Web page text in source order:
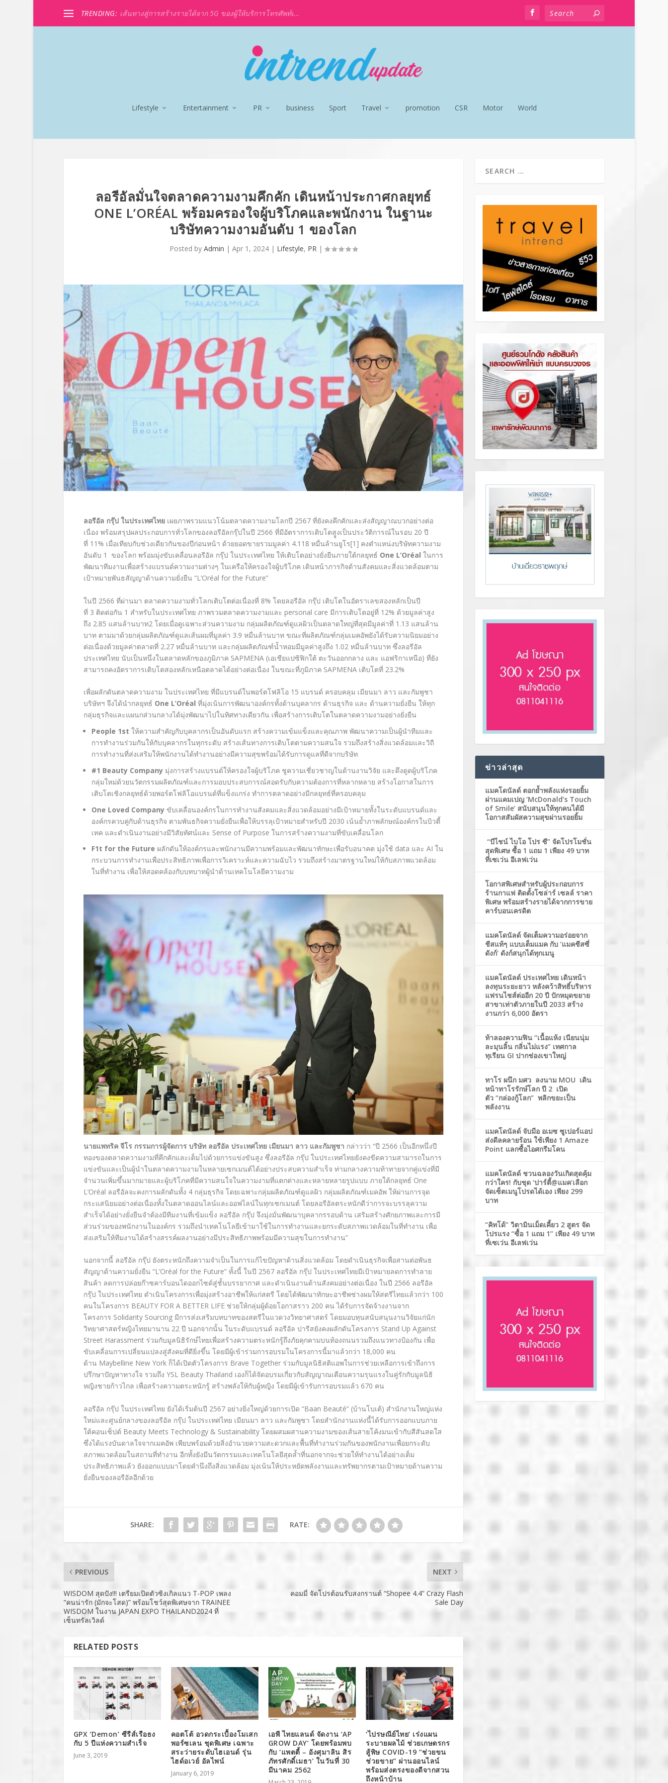
TRENDING: เส้นทางสู่การสร้างรายได้จาก 5G ของผู้ให้บริการโทรศัพท์เ...
Lifestyle Entertainment PR business Sport Travel promotion CSR Motor World
ลอรีอัลมั่นใจตลาดความงามคึกคัก เดินหน้าประกาศกลยุทธ์
ONE L’ORÉAL พร้อมครองใจผู้บริโภคและพนักงาน ในฐานะ
บริษัทความงามอันดับ 1 ของโลก
Posted by Admin | Apr 1, 2024| Lifestyle, PR|
ลอรีอัล กรุ๊ป ในประเทศไทย เผยภาพรวมแนวโน้มตลาดความงามโลกปี 2567 ที่ยังคงคึกคักและส่งสัญญาณบวกอย่างต่อ
เนื่อง พร้อมสรุปผลประกอบการทั่วโลกของลอรีอัลกรุ๊ปในปี 2566 ที่มีอัตราการเติบโตสููงเป็นประวัติการณ์ในรอบ 20 ปี
ที่ 11% เมื่อเทียบกับช่วงเดียวกันของปีก่อนหน้า ด้วยยอดขายรวมมูลค่า 4.118 หมื่นล้านยูโร[1] คงตำแหน่งบริษัทความงาม
อันดับ 1 ของโลก พร้อมมุ่งขับเคลื่อนลอรีอัล กรุ๊ป ในประเทศไทย ให้เติบโตอย่างยั่งยืนภายใต้กลยุทธ์ One L’Oréal ในการ
พัฒนาทีมงานเพื่อสร้างแบรนด์ความงามต่างๆ ในเครือให้ครองใจผู้บริโภค เดินหน้าภารกิจด้านสังคมและสิ่งแวดล้อมตาม
เป้าหมายพันธสัญญาด้านความยั่งยืน “L’Oréal for the Future”
ในปี 2566 ที่ผ่านมา ตลาดความงามทั่วโลกเติบโตต่อเนื่องที่ 8% โดยลอรีอัล กรุ๊ป เติบโตในอัตราเลขสองหลักเป็นปี
ที่ 3 ติดต่อกัน 1 สำหรับในประเทศไทย ภาพรวมตลาดความงามและ personal care มีการเติบโตอยู่ที่ 12% ด้วยมูลค่าสูง
ถึง 2.85 แสนล้านบาท2 โดยเมื่อดูเฉพาะส่วนความงาม กลุ่มผลิตภัณฑ์ดูแลผิวเป็นตลาดใหญ่ที่สุดมีมูลค่าที่ 1.13 แสนล้าน
บาท ตามมาด้วยกลุ่มผลิตภัณฑ์ดูแลเส้นผมที่มูลค่า 3.9 หมื่นล้านบาท ขณะที่ผลิตภัณฑ์กลุ่มเมคอัพยังได้รับความนิยมอย่าง
ต่อเนื่องด้วยมูลค่าตลาดที่ 2.27 หมื่นล้านบาท และกลุ่มผลิตภัณฑ์น้ำหอมมีมูลค่าสูงถึง 1.02 หมื่นล้านบาท ซึ่งลอรีอัล
ประเทศไทย นับเป็นหนึ่งในตลาดหลักของภูมิภาค SAPMENA (เอเชียแปซิฟิกใต้ ตะวันออกกลาง และ แอฟริกาเหนือ) ที่ยัง
สามารถคงอัตราการเติบโตสองหลักเหนือตลาดได้อย่างต่อเนื่อง ในขณะที่ภูมิภาค SAPMENAเติบโตที่ 23.2%
เพื่อผลักดันตลาดความงาม ในประเทศไทย ที่มีแบรนด์ในพอร์ตโฟลิโอ 15 แบรนด์ ครอบคลุม เมียนมา ลาว และกัมพูชา
บริษัทฯ จึงได้นำกลยุทธ์ One L’Oréal ที่มุ่งเน้นการพัฒนาองค์กรทั้งด้านบุคลากร ด้านธุรกิจ และ ด้านความยั่งยืน ให้ทุก
กลุ่มธุรกิจและแผนกส่วนกลางได้มุ่งพัฒนาไปในทิศทางเดียวกัน เพื่อสร้างการเติบโตในตลาดความงามอย่างยั่งยืน
People 1st ให้ความสำคัญกับบุคลากรเป็นอันดับแรก สร้างความเข้มแข็งและคุณภาพ พัฒนาความเป็นผู้นำทีมและ
การทำงานร่วมกันให้กับบุคลากรในทุกระดับ สร้างเส้นทางการเติบโตตามความสนใจ รวมถึงสร้างสิ่งแวดล้อมและวิถี
การทำงานที่ส่งเสริมให้พนักงานได้ทำงานอย่างมีความสุขพร้อมได้รับการดูแลที่ดีจากบริษัท
#1 Beauty Company มุ่งการสร้างแบรนด์ให้ครองใจผู้บริโภค ชูความเชี่ยวชาญในด้านงานวิจัย และดึงดูดผู้บริโภค
กลุ่มใหม่ด้วยนวัตกรรมผลิตภัณฑ์และการมอบประสบการณ์สอดรับกับความต้องการที่หลากหลาย สร้างโอกาสในการ
เติบโตเชิงกลยุทธ์ด้วยพอร์ตโฟลิโอแบรนด์ที่แข็งแกร่ง ทำการตลาดอย่างมีกลยุทธ์ที่ครอบคลุม
One Loved Company ขับเคลื่อนองค์กรในการทำงานสังคมและสิ่งแวดล้อมอย่างมีเป้าหมายทั้งในระดับแบรนด์และ
องค์กรควบคู่กับด้านธุรกิจ ตามพันธกิจความยั่งยืนเพื่อให้บรรลุเป้าหมายสำหรับปี 2030 เน้นย้ำภาพลักษณ์องค์กรในบิวตี้
เทค และดำเนินงานอย่างมีวิสัยทัศน์และ Sense of Purpose ในการสร้างความงามที่ขับเคลื่อนโลก
F1t for the Future ผลักดันให้องค์กรและพนักงานมีความพร้อมและพัฒนาทักษะเพื่อรับอนาคต มุ่งใช้ data และ AI ใน
กระบวนการทำงานเพื่อประสิทธิภาพเพื่อการวิเคราะห์และความฉับไว รวมถึงสร้างมาตรฐานใหม่ให้กับสภาพแวดล้อม
ในที่ทำงาน เพื่อให้สอดคล้องกับบทบาทผู้นำด้านเทคโนโลยีความงาม
นายแพทริค จีโร กรรมการผู้จัดการ บริษัท ลอรีอัล ประเทศไทย เมียนมา ลาว และกัมพูชา กล่าวว่า “ปี 2566 เป็นอีกหนึ่งปี
ทองของตลาดความงามที่คึกคักและเต็มไปด้วยการแข่งขันสูง ซึ่งลอรีอัล กรุ๊ป ในประเทศไทยยังคงขีดความสามารถในการ
แข่งขันและเป็นผู้นำในตลาดความงามในหลายเซกเมนต์ได้อย่างประสบความสำเร็จ ท่ามกลางความท้าทายจากคู่แข่งที่มี
จำนวนเพิ่มขึ้นมากมายและผู้บริโภคที่มีความสนใจในความงามที่แตกต่างและหลายหลายรูปแบบ ภายใต้กลยุทธ์ One
L’Oréal ลอรีอัลจะคงการผลักดันทั้ง 4กลุ่มธุรกิจ โดยเฉพาะกลุ่มผลิตภัณฑ์ดูแลผิว กลุ่มผลิตภัณฑ์เมคอัพ ให้ผ่านการจุด
กระแสนิยมอย่างต่อเนื่องทั้งในตลาดออนไลน์และออฟไลน์ในทุกเซกเมนต์ โดยลอรีอัลตระหนักดีว่าการจะบรรลุความ
สำเร็จได้อย่างยั่งยืนจำต้องมีทีมงานที่เข้มแข็ง ลอรีอัล กรุ๊ป จึงมุ่งมั่นพัฒนาบุคลากรรอบด้าน เสริมสร้างศักยภาพและการมี
ส่วนร่วมของพนักงานในองค์กร รวมถึงนำเทคโนโลยีเข้ามาใช้ในการทำงานและยกระดับสภาพแวดล้อมในที่ทำงาน เพื่อ
ส่งเสริมให้ทีมงานได้สร้างสรรค์ผลงานอย่างมีประสิทธิภาพพร้อมมีความสุขในการทำงาน”
นอกจากนี้ ลอรีอัล กรุ๊ป ยังตระหนักถึงความจำเป็นในการแก้ไขปัญหาด้านสิ่งแวดล้อม โดยดำเนินธุรกิจเพื่อสานต่อพันธ
สัญญาด้านความยั่งยืน “L’Oréal for the Future” ทั้งนี้ ในปี 2567 ลอรีอัล กรุ๊ป ในประเทศไทยมีเป้าหมายลดการทำลาย
สินค้า ลดการปล่อยก๊าซคาร์บอนไดออกไซด์สู่ชั้นบรรยากาศ และดำเนินงานด้านสังคมอย่างต่อเนื่อง ในปี 2566 ลอรีอัล
กรุ๊ป ในประเทศไทย ดำเนินโครงการเพื่อมุ่งสร้างอาชีพให้แก่สตรี โดยได้พัฒนาทักษะอาชีพช่างผมให้สตรีไทยแล้วกว่า 100
คนในโครงการ BEAUTY FOR A BETTER LIFE ช่วยให้กลุ่มผู้ด้อยโอกาสราว 200 คน ได้รับการจัดจ้างงานจาก
โครงการ Solidarity Sourcingมีการส่งเสริมบทบาทของสตรีในแวดวงวิทยาศาสตร์ โดยมอบทุนสนับสนุนงานวิจัยแก่นัก
วิทยาศาสตร์หญิงไทยมานาน 22ปี นอกจากนั้น ในระดับแบรนด์ ลอรีอัล ปารีสยังคงผลักดันโครงการ Stand Up Against
Street Harassment ร่วมกับมูลนิธิรักษ์ไทยเพื่อสร้างความตระหนักรู้ถึงภัยคุกคามบนท้องถนนรวมถึงแนวทางป้องกัน เพื่อ
ขับเคลื่อนการเปลี่ยนแปลงสู่สังคมที่ดียิ่งขึ้น โดยมีผู้เข้าร่วมการอบรมในโครงการนี้มาแล้วกว่า 18,000 คน
ด้าน Maybelline New York ก็ได้เปิดตัวโครงการ Brave Together ร่วมกับมูลนิธิสติแอพในการช่วยเหลือการเข้าถึงการ
ปรึกษาปัญหาทางใจ รวมถึง YSL Beauty Thailand เองก็ได้จัดอบรมเกี่ยวกับสัญญาณเตือนความรุนแรงในคู่รักกับมูลนิธิ
หญิงชายก้าวไกล เพื่อสร้างความตระหนักรู้ สร้างพลังให้กับผู้หญิง โดยมีผู้เข้ารับการอบรมแล้ว 670 คน
ลอรีอัล กรุ๊ป ในประเทศไทย ยังได้เริ่มต้นปี 2567 อย่างยิ่งใหญ่ด้วยการเปิด “Baan Beauté” (บ้านโบเต้) สำนักงานใหญ่แห่ง
ใหม่และศูนย์กลางของลอรีอัล กรุ๊ป ในประเทศไทย เมียนมา ลาว และกัมพูชา โดยสำนักงานแห่งนี้ได้รับการออกแบบภาย
ใต้คอนเซ็ปต์ Beauty Meets Technology & Sustainability โดยผสมผสานความงามของเส้นสายโค้งมนเข้ากับสีสันสดใส
ซึ่งได้แรงบันดาลใจจากเมคอัพ เพียบพร้อมด้วยสิ่งอำนวยความสะดวกและพื้นที่ทำงานร่วมกันของพนักงานเพื่อยกระดับ
สภาพแวดล้อมในสถานที่ทำงาน อีกทั้งยังมีนวัตกรรมและเทคโนโลยีสุดล้ำที่นอกจากจะช่วยให้ทำงานได้อย่างเต็ม
ประสิทธิภาพแล้ว ยังออกแบบมาโดยคำนึงถึงสิ่งแวดล้อม มุ่งเน้นให้ประหยัดพลังงานและทรัพยากรตามเป้าหมายด้านความ
ยั่งยืนของลอรีอัลอีกด้วย
SHARE: RATE:
PREVIOUS
WISDOM สุดปัง!!! เตรียมเปิดตัวซิงเกิลแนว T-POP เพลง
“คนน่ารัก (มักจะโสด)” พร้อมโชว์สุดพิเศษจาก TRAINEE
WISDOM ในงาน JAPAN EXPO THAILAND2024 ที่
เซ็นทรัลเวิลด์
NEXT
คอมมี่ จัดโปรต้อนรับสงกรานต์ “Shopee 4.4” Crazy Flash
Sale Day
RELATED POSTS
GPX ‘Demon’ ซีรีส์เรือธง
กับ 5 ปีแห่งความสำเร็จ
June 3, 2019
คอตโต้ อวดกระเบื้องโมเสก
พอร์ซเลน ชุดพิเศษ เฉพาะ
สระว่ายระดับไฮเอนด์ รุ่น
ไฮด์อเวย์ อัลไพน์
January 6, 2019
เอพี ไทยแลนด์ จัดงาน ‘AP
GROW DAY’ โดยพร้อมพบ
กับ ‘แพตตี้ – อังศุมาลิน สิร
ภัทรศักดิ์เมธา’ ในวันที่ 30
มีนาคม 2562
‘ไปรษณีย์ไทย’ เร่งแผน
ระบายผลไม้ ช่วยเกษตรกร
สู้พิษ COVID-19 “ช่วยขน
ช่วยขาย” ผ่านออนไลน์
พร้อมส่งตรงของดีจากสวน
ถึงหน้าบ้าน
ข่าวล่าสุด
แมคโดนัลด์ ตอกย้ำพลังแห่งรอยยิ้ม
ผ่านแคมเปญ ‘McDonald’s Touch
of Smile’ สนับสนุนให้ทุกคนได้มี
โอกาสสัมผัสความสุขผ่านรอยยิ้ม
“บีไชน์ ไบโอ โปร ซี” จัดโปรโมชั่น
สุดพิเศษ ซื้อ 1 แถม 1 เพียง 49 บาท
ที่เซเว่น อีเลฟเว่น
โอกาสพิเศษสำหรับผู้ประกอบการ
ร้านกาแฟ ติดตั้งโซล่าร์ เซลล์ ราคา
พิเศษ พร้อมสร้างรายได้จากการขาย
คาร์บอนเครดิต
แมคโดนัลด์ จัดเต็มความอร่อยจาก
ชีสแท้ๆ แบบเต็มแมค กับ ‘แมคชีสซี่
ดังก์’ ดังก์สนุกได้ทุกเมนู
แมคโดนัลด์ ประเทศไทย เดินหน้า
ลงทุนระยะยาว หลังคว้าสิทธิ์บริหาร
แฟรนไชส์ต่ออีก 20 ปี ปักหมุดขยาย
สาขาเท่าตัวภายในปี 2033 สร้าง
งานกว่า 6,000 อัตรา
ท้าลองความฟิน “เนื้อแห้ง เนียนนุ่ม
ละมุนลิ้น กลิ่นไม่แรง” เทศกาล
ทุเรียน GI ปากช่องเขาใหญ่
ทาโร ผนึก มศว ลงนาม MOU เดิน
หน้าทาโรรักษ์โลก ปี 2 เปิด
ตัว “กล่องกู้โลก” พลิกขยะเป็น
พลังงาน
แมคโดนัลด์ จับมือ อเมซ ซูเปอร์แอป
ส่งดีลคลายร้อน ใช้เพียง 1 Amaze
Point แลกซื้อไอศกรีมโคน
แมคโดนัลด์ ชวนฉลองวันเกิดสุดคุ้ม
กว่าใคร! กับชุด ‘ปาร์ตี้@แมค’เลือก
จัดเซ็ตเมนูโปรดได้เอง เพียง 299
บาท
“คิทโด้” วิตามินเม็ดเคี้ยว 2 สูตร จัด
โปรแรง “ซื้อ 1 แถม 1” เพียง 49 บาท
ที่เซเว่น อีเลฟเว่น